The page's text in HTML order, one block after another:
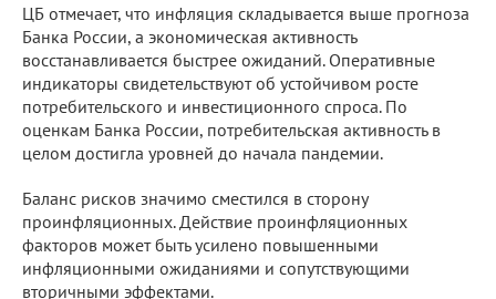
ЦБ отмечает, что инфляция складывается выше прогноза
Банка России, а экономическая активность
восстанавливается быстрее ожиданий. Оперативные
индикаторы свидетельствуют об устойчивом росте
потребительского и инвестиционного спроса. По
оценкам Банка России, потребительская активность в
целом достигла уровней до начала пандемии.
Баланс рисков значимо сместился в сторону
проинфляционных. Действие проинфляционных
факторов может быть усилено повышенными
инфляционными ожиданиями и сопутствующими
вторичными эффектами.